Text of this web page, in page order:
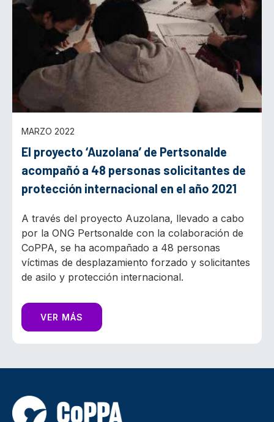
MARZO 2022
El proyecto ‘Auzolana’ de Pertsonalde
acompañó a 48 personas solicitantes de
protección internacional en el año 2021
A través del proyecto Auzolana, llevado a cabo
por la ONG Pertsonalde con la colaboración de
CoPPA, se ha acompañado a 48 personas
víctimas de desplazamiento forzado y solicitantes
de asilo y protección internacional.
VER MÁS